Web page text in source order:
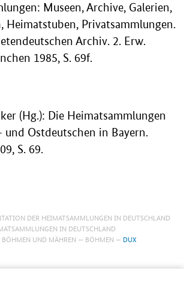
Museen, Archive, Galerien,
Heimatstuben, Privatsammlungen.
Archiv. 2. Erw.
1985, S. 69f.
(Hg.): Die Heimatsammlungen
und Ostdeutschen in Bayern.
S. 69.
DER HEIMATSAMMLUNGEN IN DEUTSCHLAND
IN DEUTSCHLAND
BÖHMEN UND MÄHREN BÖHMEN DUX